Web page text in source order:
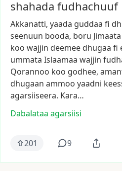
shahada fudhachuuf
Akkanatti, yaada guddaa fi
seenuun booda, boru Jimaata
koo wajjin deemee dhugaa fi
ummata Islaamaa wajjin
Qorannoo koo godhee,
dhugaan ammoo yaadni
agarsiiseera. Kara…
Dabalataa agarsiisi
201 9